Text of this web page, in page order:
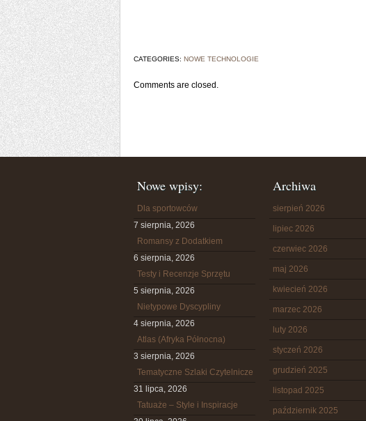
CATEGORIES: NOWE TECHNOLOGIE
Comments are closed.
Nowe wpisy:
Dla sportowców
7 sierpnia, 2026
Romansy z Dodatkiem
6 sierpnia, 2026
Testy i Recenzje Sprzętu
5 sierpnia, 2026
Nietypowe Dyscypliny
4 sierpnia, 2026
Atlas (Afryka Północna)
3 sierpnia, 2026
Tematyczne Szlaki Czytelnicze
31 lipca, 2026
Tatuaże – Style i Inspiracje
Archiwa
sierpień 2026
lipiec 2026
czerwiec 2026
maj 2026
kwiecień 2026
marzec 2026
luty 2026
styczeń 2026
grudzień 2025
listopad 2025
październik 2025